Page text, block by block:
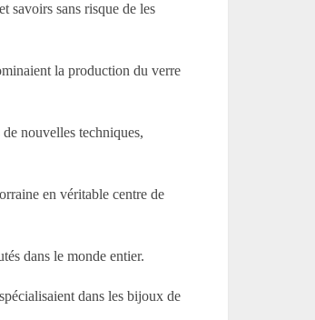
savoirs sans risque de les
la production du verre
nouvelles techniques,
en véritable centre de
dans le monde entier.
dans les bijoux de